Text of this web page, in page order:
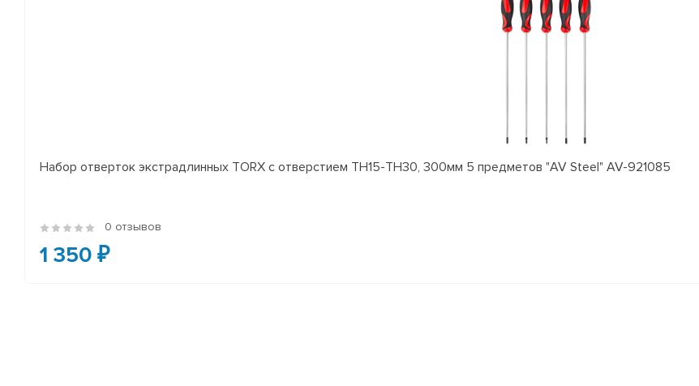
Набор отверток экстрадлинных TORX с отверстием TH15-TH30, 300мм 5 предметов "AV Steel" AV-921085
0 отзывов
1 350 ₽